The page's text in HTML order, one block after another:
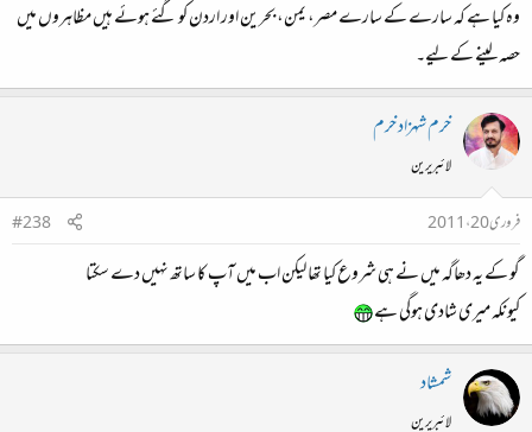
وہ کیا ہے کہ سارے کے سارے مصر، یمن، بحرین اور اردن کو گئے ہوئے ہیں مظاہروں میں
حصہ لینے کے لیے۔
خرم شہزاد خرم
لائبریرین
فروری 20، 2011
#238
گو کے یہ دھاگہ میں نے ہی شروع کیا تھا لیکن اب میں آپ کا ساتھ نہیں دے سکتا
کیونکہ میری شادی ہوگی ہے
شمشاد
لائبریرین